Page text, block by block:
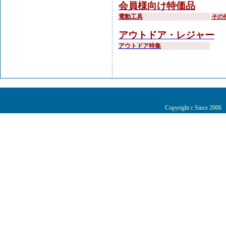
会員様向け特価品
電動工具 その
アウトドア・レジャー
アウトドア特集
Copyright c Since